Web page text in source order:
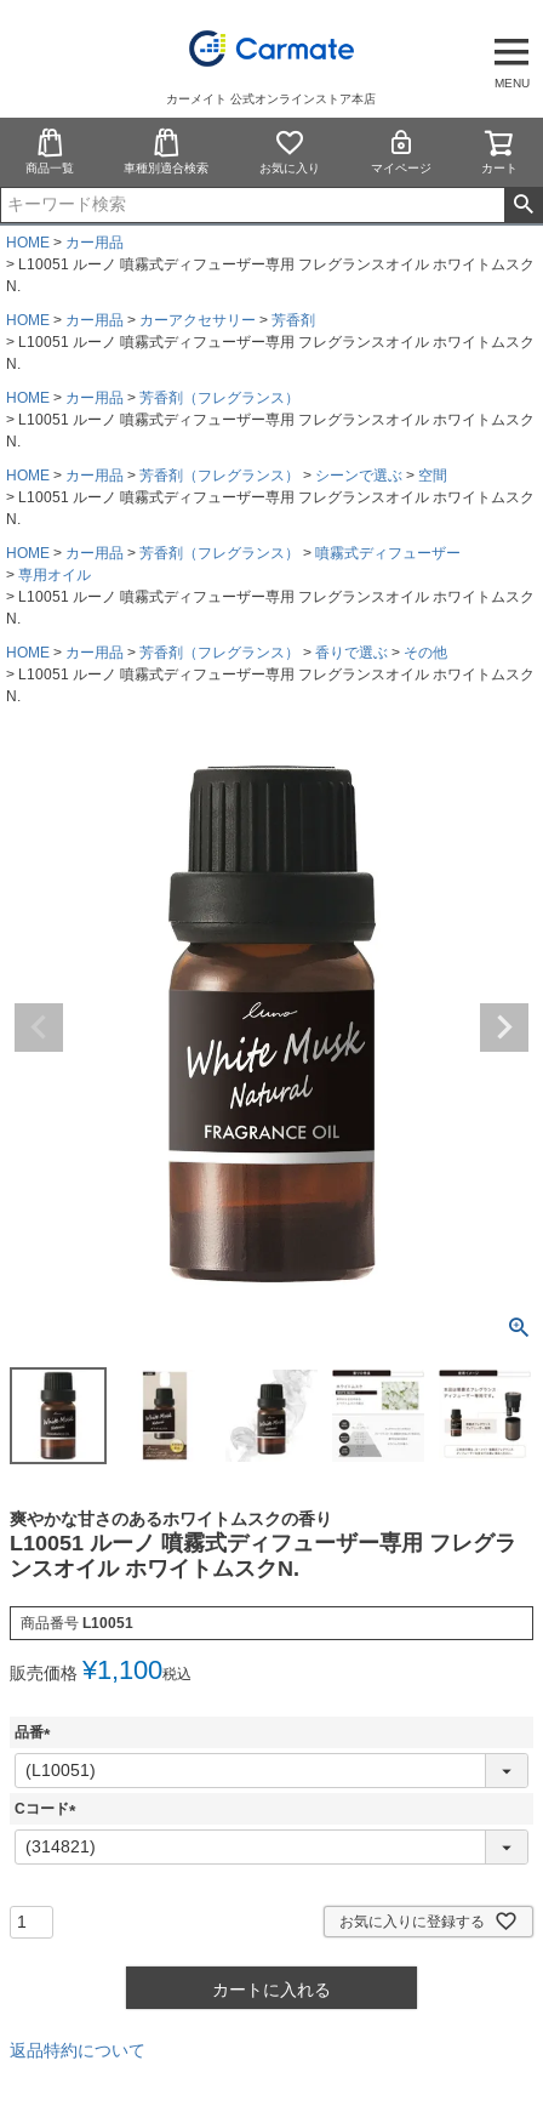
MENU
カーメイト 公式オンラインストア本店
商品一覧 車種別適合検索 お気に入り マイページ カート
HOME
カー用品
L10051 ルーノ 噴霧式ディフューザー専用 フレグランスオイル ホワイトムスク
N.
HOME
カー用品 カーアクセサリー
芳香剤
L10051 ルーノ 噴霧式ディフューザー専用 フレグランスオイル ホワイトムスク
N.
HOME
カー用品
芳香剤（フレグランス）
L10051 ルーノ 噴霧式ディフューザー専用 フレグランスオイル ホワイトムスク
N.
HOME
カー用品 芳香剤（フレグランス） シーンで選ぶ
空間
L10051 ルーノ 噴霧式ディフューザー専用 フレグランスオイル ホワイトムスク
N.
HOME
カー用品 芳香剤（フレグランス）
噴霧式ディフューザー
専用オイル
L10051 ルーノ 噴霧式ディフューザー専用 フレグランスオイル ホワイトムスク
N.
HOME
カー用品 芳香剤（フレグランス） 香りで選ぶ
その他
L10051 ルーノ 噴霧式ディフューザー専用 フレグランスオイル ホワイトムスク
N.
爽やかな甘さのあるホワイトムスクの香り
L10051 ルーノ 噴霧式ディフューザー専用 フレグラ
ンスオイル ホワイトムスクN.
商品番号 L10051
販売価格 ¥1,100税込
品番
(
必
須
Cコード
(
必
お気に入りに登録する
カートに入れる
返品特約について